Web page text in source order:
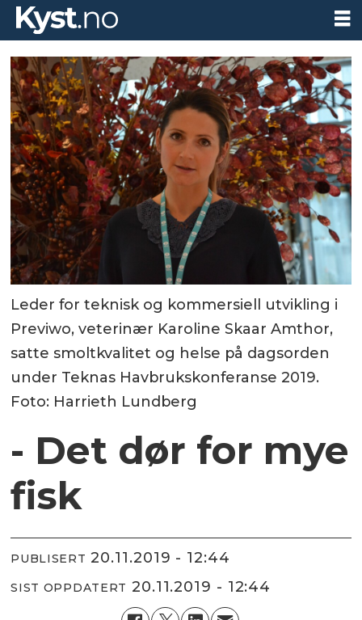
Leder for teknisk og kommersiell utvikling i
Previwo, veterinær Karoline Skaar Amthor,
satte smoltkvalitet og helse på dagsorden
under Teknas Havbrukskonferanse 2019.
Foto: Harrieth Lundberg
- Det dør for mye
fisk
PUBLISERT 20.11.2019 - 12:44
SIST OPPDATERT 20.11.2019 - 12:44